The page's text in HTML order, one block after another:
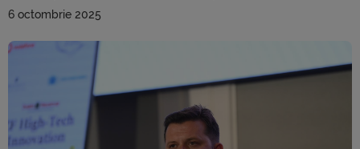
6 octombrie 2025